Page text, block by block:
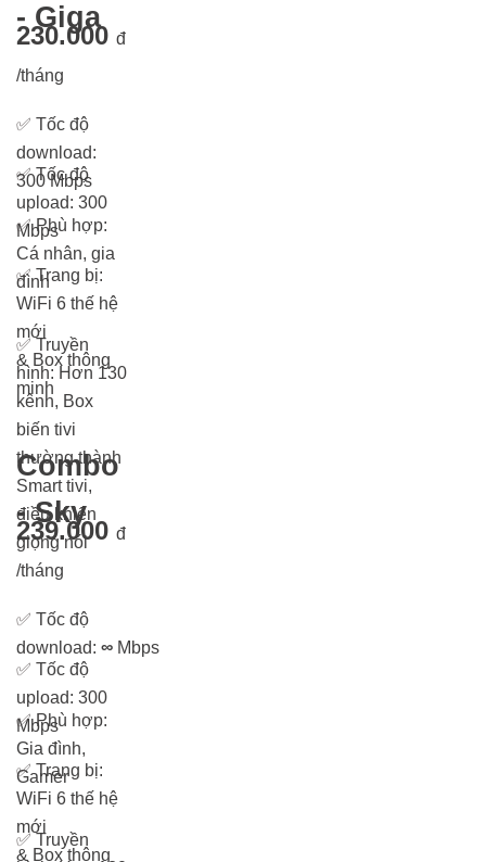
- Giga
230.000 đ
/tháng
✅ Tốc độ
download:
300 Mbps
✅Tốc độ
upload: 300
Mbps
✅Phù hợp:
Cá nhân, gia
đình
✅Trang bị:
WiFi 6 thế hệ
mới
& Box thông
minh
✅ Truyền
hình: Hơn 130
kênh, Box
biến tivi
thường thành
Smart tivi,
điều khiển
giọng nói
Combo
- Sky
239.000 đ
/tháng
✅ Tốc độ
download: ∞ Mbps
✅ Tốc độ
upload: 300
Mbps
✅Phù hợp:
Gia đình,
Gamer
✅Trang bị:
WiFi 6 thế hệ
mới
& Box thông
✅ Truyền